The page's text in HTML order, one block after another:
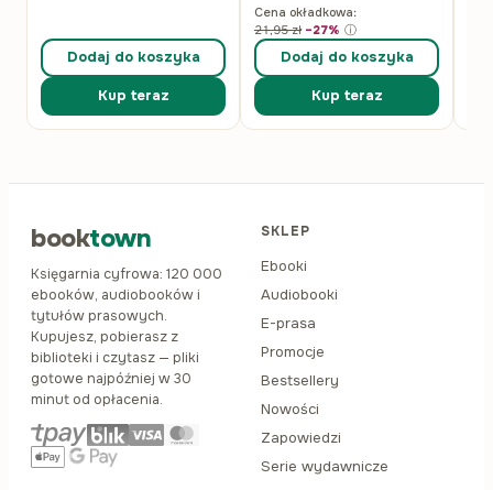
Dodaj do koszyka
Kup teraz
Cena okładkowa:
21,95zł −27% ⓘ
Dodaj do koszyka
Kup teraz
booktown
Księgarnia cyfrowa: 120 000
ebooków, audiobooków i
tytułów prasowych.
Kupujesz, pobierasz z
biblioteki i czytasz — pliki
gotowe najpóźniej w 30
minut od opłacenia.
SKLEP
Ebooki
Audiobooki
E-prasa
Promocje
Bestsellery
Nowości
Zapowiedzi
Serie wydawnicze